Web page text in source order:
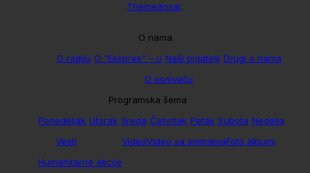
Themeansar.
O nama
O radiju O “Ekspres” – u Naši prijatelji Drugi o nama
O osnivaču
Programska šema
Ponedeljak Utorak Sreda Četvrtak Petak Subota Nedelja
Vesti
Humanitarne akcije
VideoVideo sa snimanjaFoto albumi